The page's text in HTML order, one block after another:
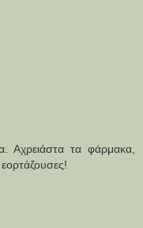
Αχρειάστα τα φάρμακα,